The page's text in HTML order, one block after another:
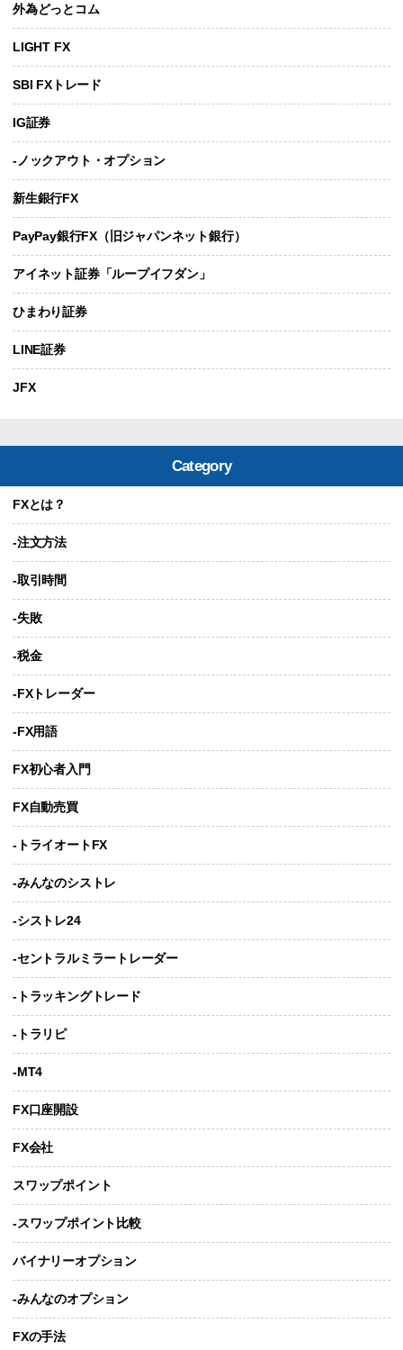
外為どっとコム
LIGHT FX
SBI FXトレード
IG証券
-ノックアウト・オプション
新生銀行FX
PayPay銀行FX（旧ジャパンネット銀行）
アイネット証券「ループイフダン」
ひまわり証券
LINE証券
JFX
Category
FXとは？
-注文方法
-取引時間
-失敗
-税金
-FXトレーダー
-FX用語
FX初心者入門
FX自動売買
-トライオートFX
-みんなのシストレ
-シストレ24
-セントラルミラートレーダー
-トラッキングトレード
-トラリピ
-MT4
FX口座開設
FX会社
スワップポイント
-スワップポイント比較
バイナリーオプション
-みんなのオプション
FXの手法